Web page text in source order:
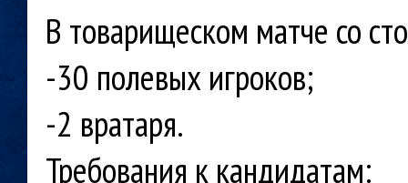
В товарищеском матче со
-30 полевых игроков;
-2 вратаря.
Требования к кандидатам: